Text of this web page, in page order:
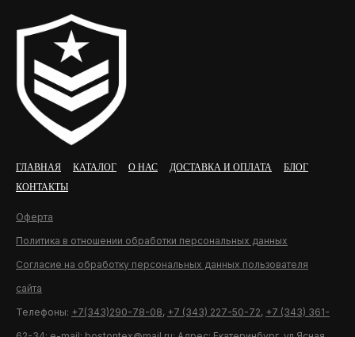
ГЛАВНАЯ КАТАЛОГ О НАС ДОСТАВКА И ОПЛАТА
БЛОГ
КОНТАКТЫ
Оферта
Политика в отношении обработки персональных данных
Согласие на обработку персональных данных пользователя
сайта
Телефоны: +7(343)290-78-08, +7 (343) 227-50-72, +7 (343) 361-